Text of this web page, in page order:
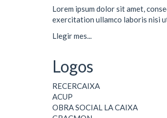
Lorem ipsum dolor sit amet,
exercitation ullamco laboris nisi
Llegir mes...
Logos
RECERCAIXA
ACUP
OBRA SOCIAL LA CAIXA